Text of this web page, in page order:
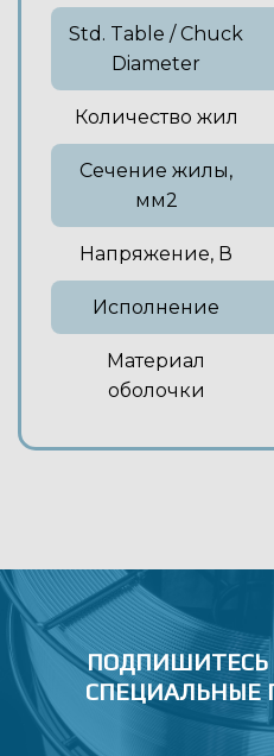
Std. Table / Chuck
Diameter
Количество жил
Сечение жилы,
мм2
Напряжение, В
Исполнение
Материал
оболочки
ПОДПИШИТЕСЬ
СПЕЦИАЛЬНЫЕ